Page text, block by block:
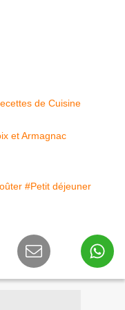
de Cuisine
#Petit déjeuner